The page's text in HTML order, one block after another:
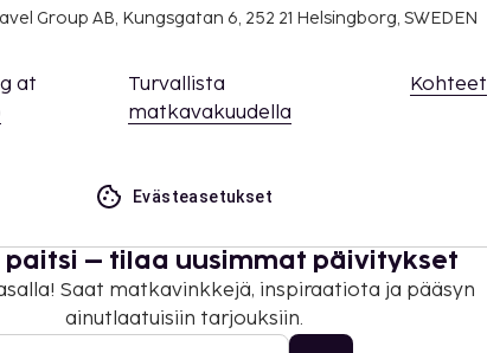
Group AB, Kungsgatan 6, 252 21 Helsingborg, SWEDEN
at
Turvallista
matkavakuudella
Kohteet
Evästeasetukset
paitsi – tilaa uusimmat päivitykset
Saat matkavinkkejä, inspiraatiota ja pääsyn
ainutlaatuisiin tarjouksiin.